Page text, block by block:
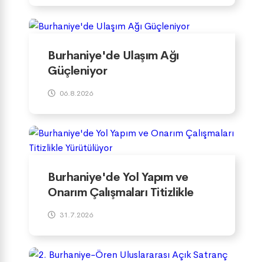
Burhaniye'de Ulaşım Ağı
Güçleniyor
06.8.2026
Burhaniye'de Yol Yapım ve
Onarım Çalışmaları Titizlikle
Yürütülüyor
31.7.2026